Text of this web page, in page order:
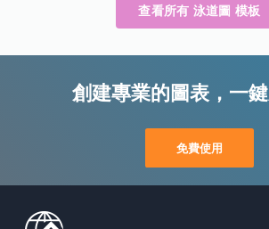
查看所有 泳道圖 模板
創建專業的圖表，一鍵
免費使用